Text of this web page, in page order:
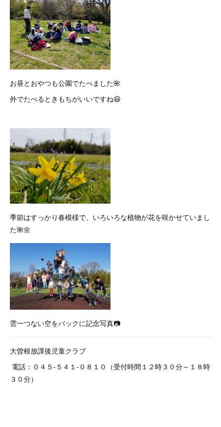
お昼とおやつも公園でたべました🌺
外でたべるときもちがいいですね😆
季節はすっかり春模様で、いろいろな植物が花を咲かせていまし
た🌺🌼
雲一つない空をバックに記念写真📷
大曽根放課後児童クラブ
電話：０４５-５４１-０８１０（受付時間１２時３０分～１８時
３０分）